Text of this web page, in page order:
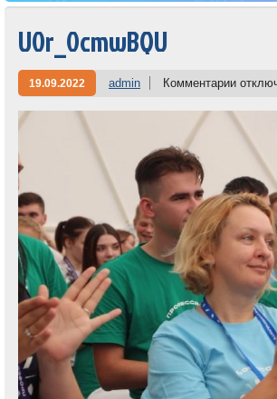
U0r_0cmwBQU
19.09.2022 admin Комментарии